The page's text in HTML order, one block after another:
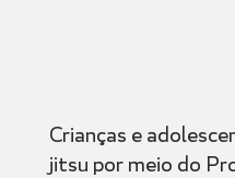
Crianças e
jitsu por meio do